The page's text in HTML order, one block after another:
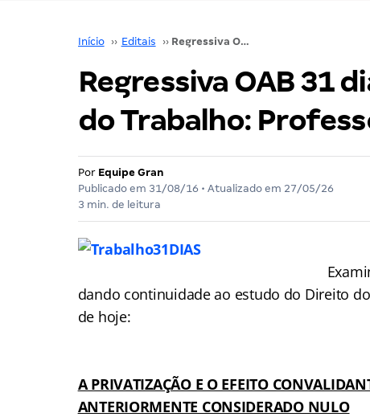
Início ›› Editais ›› Regressiva OAB 31 dias – (Dica 14) Direito do Trabalho: Professor Stevão Gandh
Regressiva OAB 31
do Trabalho:
Por Equipe Gran
Publicado em 31/08/16 • Atualizado em 27/05/26
3 min. de leitura
dando continuidade ao estudo do Direito
de hoje:
A PRIVATIZAÇÃO E O EFEITO
ANTERIORMENTE CONSIDERADO NULO